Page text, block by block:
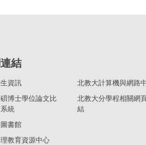
結
資訊
博士學位論文比
統
書館
教育資源中心
北教大計算機與網路
北教大分學程相關網
結